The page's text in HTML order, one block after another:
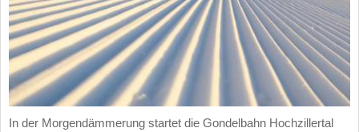
In der Morgendämmerung startet die Gondelbahn Hochzillertal